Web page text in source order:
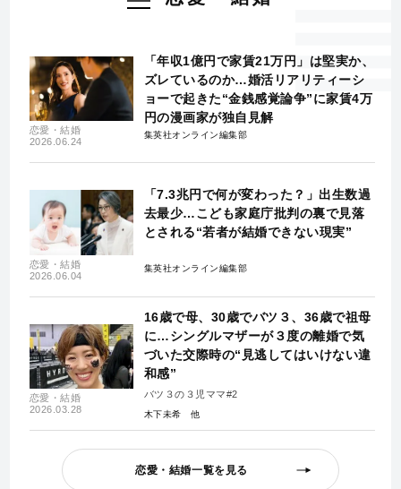
恋愛・結婚
2026.06.24
「年収1億円で家賃21万円」は堅実か、
ズレているのか…婚活リアリティーシ
ョーで起きた“金銭感覚論争”に家賃4万
円の漫画家が独自見解
集英社オンライン編集部
恋愛・結婚
2026.06.04
「7.3兆円で何が変わった？」出生数過
去最少…こども家庭庁批判の裏で見落
とされる“若者が結婚できない現実”
集英社オンライン編集部
恋愛・結婚
2026.03.28
16歳で母、30歳でバツ３、36歳で祖母
に…シングルマザーが３度の離婚で気
づいた交際時の“見逃してはいけない違
和感”
バツ３の３児ママ#2
木下未希
恋愛・結婚一覧を見る